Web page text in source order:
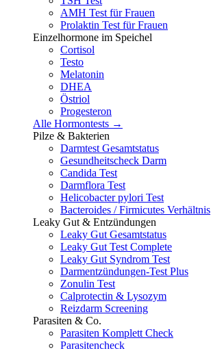
AMH Test für Frauen
Prolaktin Test für Frauen
Einzelhormone im Speichel
Cortisol
Testo
Melatonin
DHEA
Östriol
Progesteron
Alle Hormontests →
Pilze & Bakterien
Darmtest Gesamtstatus
Gesundheitscheck Darm
Candida Test
Darmflora Test
Helicobacter pylori Test
Bacteroides / Firmicutes Verhältnis
Leaky Gut & Entzündungen
Leaky Gut Gesamtstatus
Leaky Gut Test Complete
Leaky Gut Syndrom Test
Darmentzündungen-Test Plus
Zonulin Test
Calprotectin & Lysozym
Reizdarm Screening
Parasiten & Co.
Parasiten Komplett Check
Parasitencheck